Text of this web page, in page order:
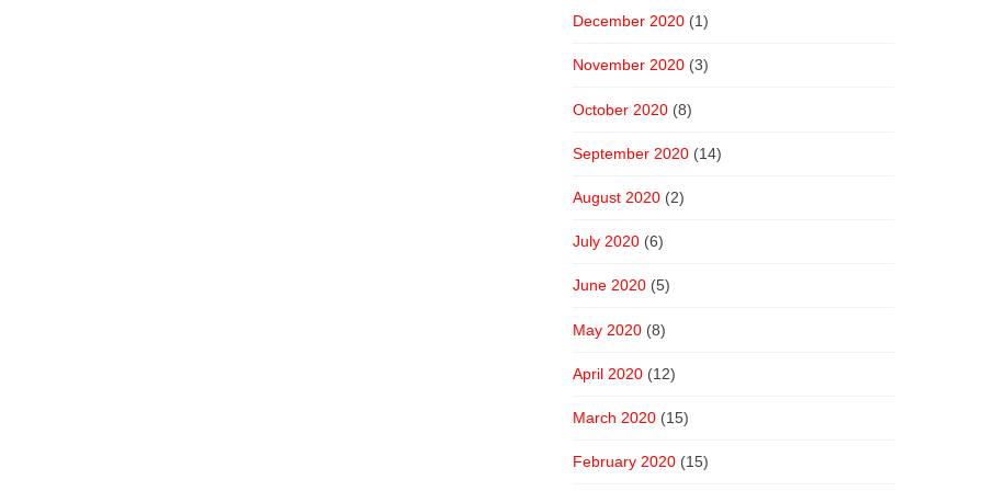
December 2020 (1)
November 2020 (3)
October 2020 (8)
September 2020 (14)
August 2020 (2)
July 2020 (6)
June 2020 (5)
May 2020 (8)
April 2020 (12)
March 2020 (15)
February 2020 (15)